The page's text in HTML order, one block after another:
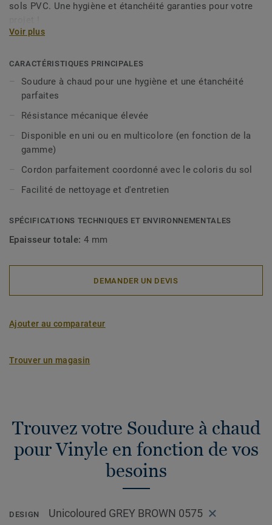
sols PVC. Une hygiène et étanchéité garanties pour votre
Voir plus
CARACTÉRISTIQUES PRINCIPALES
Soudure à chaud pour une hygiène et une étanchéité
parfaites
Résistance mécanique élevée
Disponible en uni ou en multicolore (en fonction de la
gamme)
Cordon parfaitement coordonné avec le coloris du sol
Facilité de nettoyage et d'entretien
SPÉCIFICATIONS TECHNIQUES ET ENVIRONNEMENTALES
Epaisseur totale: 4 mm
DEMANDER UN DEVIS
Ajouter au comparateur
Trouver un magasin
Trouvez votre Soudure à chaud
pour Vinyle en fonction de vos
besoins
DESIGN Unicoloured GREY BROWN 0575